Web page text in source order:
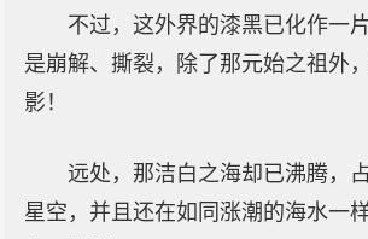
不过，这外界的漆黑已化作一
是崩解、撕裂，除了那元始之祖外
影！
远处，那洁白之海却已沸腾，
星空，并且还在如同涨潮的海水一